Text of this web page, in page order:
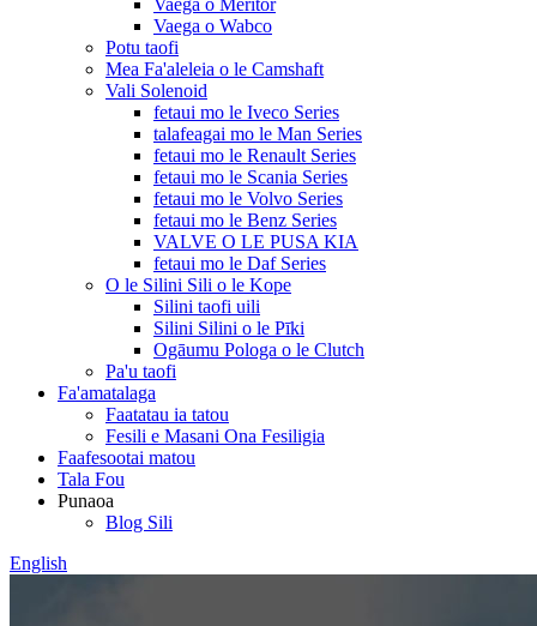
Vaega o Meritor
Vaega o Wabco
Potu taofi
Mea Fa'aleleia o le Camshaft
Vali Solenoid
fetaui mo le Iveco Series
talafeagai mo le Man Series
fetaui mo le Renault Series
fetaui mo le Scania Series
fetaui mo le Volvo Series
fetaui mo le Benz Series
VALVE O LE PUSA KIA
fetaui mo le Daf Series
O le Silini Sili o le Kope
Silini taofi uili
Silini Silini o le Pīki
Ogāumu Pologa o le Clutch
Pa'u taofi
Fa'amatalaga
Faatatau ia tatou
Fesili e Masani Ona Fesiligia
Faafesootai matou
Tala Fou
Punaoa
Blog Sili
English